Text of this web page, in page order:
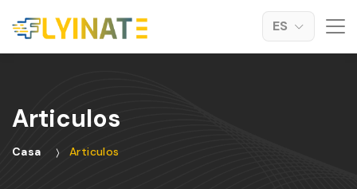
ES
Articulos
Casa Articulos